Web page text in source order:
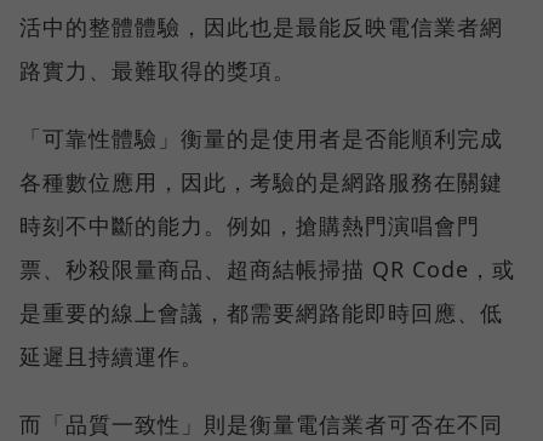
活中的整體體驗，因此也是最能反映電信業者網
路實力、最難取得的獎項。
「可靠性體驗」衡量的是使用者是否能順利完成
各種數位應用，因此，考驗的是網路服務在關鍵
時刻不中斷的能力。例如，搶購熱門演唱會門
票、秒殺限量商品、超商結帳掃描 QR Code，或
是重要的線上會議，都需要網路能即時回應、低
延遲且持續運作。
而「品質一致性」則是衡量電信業者可否在不同